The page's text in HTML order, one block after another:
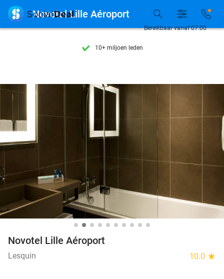
7 dagen per week beschikbaar
10+ miljoen leden
7 dagen per week beschikbaar
Bereikbaar vanaf 07:00
 Novotel Lille Aéroport
Novotel Lille Aéroport
Lesquin 10.0 star